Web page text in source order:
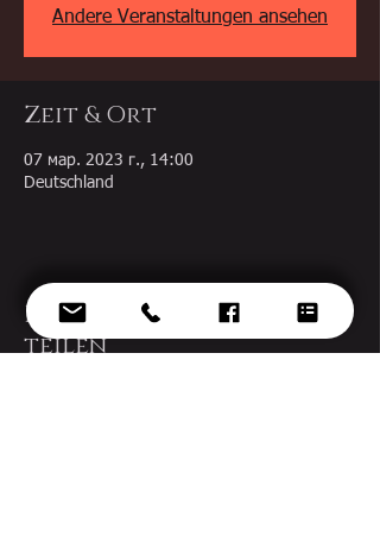
Andere Veranstaltungen ansehen
Zeit & Ort
07 мар. 2023 г., 14:00
Deutschland
Diese Veranstaltung
teilen